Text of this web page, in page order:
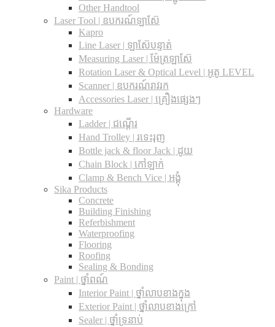
Other Handtool
Laser Tool | ឧបករណ៍ឡាស៊ែ
Kapro
Line Laser | ឡាស៊ែបន្ទាត់
Measuring Laser | ម៉ែត្រឡាស៊ែ
Rotation Laser & Optical Level | អូតូ LEVEL
Scanner | ឧបករណ៍រាវរក
Accessories Laser | គ្រឿងផ្សេងៗ
Hardware
Ladder | ជណ្តើរ
Hand Trolley | រទេះរុញ
Bottle jack & floor Jack​ | ដូយ
Chain Block | កៅឡាក់
Clamp & Bench Vice | អង្គុំ
Sika Products
Concrete
Building Finishing
Referbishment
Waterproofing
Flooring
Roofing
Sealing & Bonding
Paint | ថ្នាំពណ៍
Interior Paint | ថ្នាំលាបខាងក្នុង
Exterior Paint | ថ្នាំលាបខាងក្រៅ
Sealer | ថ្នាំទ្រនាប់